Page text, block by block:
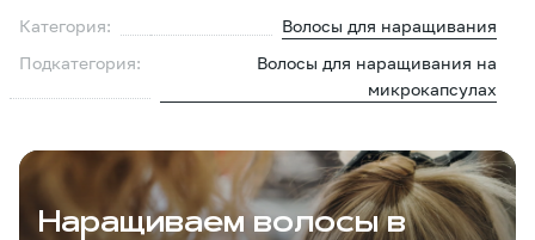
Категория:
Волосы для наращивания
Подкатегория:
Волосы для наращивания на
микрокапсулах
Наращиваем волосы в